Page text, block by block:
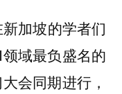
加坡的学者们
域最负盛名的
会同期进行，